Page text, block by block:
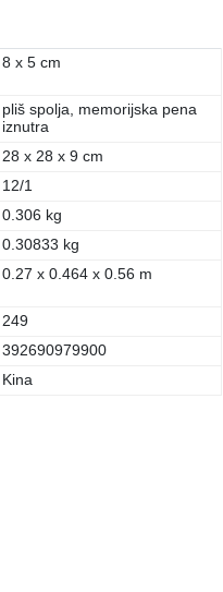
8 x 5 cm
pliš spolja, memorijska pena
iznutra
28 x 28 x 9 cm
12/1
0.306 kg
0.30833 kg
0.27 x 0.464 x 0.56 m
249
392690979900
Kina